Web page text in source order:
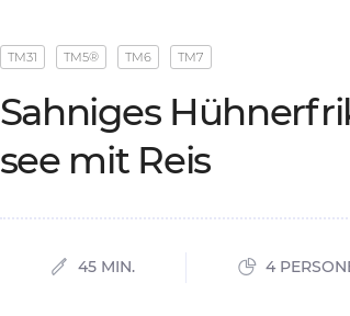
TM31 TM5® TM6 TM7
Sah­ni­ges
see mit Reis
45 MIN. 4